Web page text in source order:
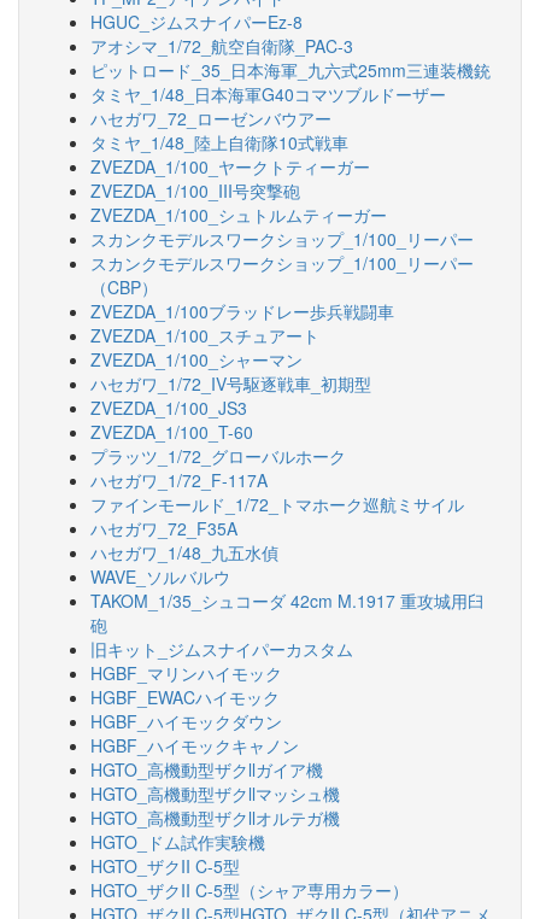
HGUC_ジムスナイパーEz-8
アオシマ_1/72_航空自衛隊_PAC-3
ピットロード_35_日本海軍_九六式25mm三連装機銃
タミヤ_1/48_日本海軍G40コマツブルドーザー
ハセガワ_72_ローゼンバウアー
タミヤ_1/48_陸上自衛隊10式戦車
ZVEZDA_1/100_ヤークトティーガー
ZVEZDA_1/100_III号突撃砲
ZVEZDA_1/100_シュトルムティーガー
スカンクモデルスワークショップ_1/100_リーパー
スカンクモデルスワークショップ_1/100_リーパー
（CBP）
ZVEZDA_1/100ブラッドレー歩兵戦闘車
ZVEZDA_1/100_スチュアート
ZVEZDA_1/100_シャーマン
ハセガワ_1/72_IV号駆逐戦車_初期型
ZVEZDA_1/100_JS3
ZVEZDA_1/100_T-60
プラッツ_1/72_グローバルホーク
ハセガワ_1/72_F-117A
ファインモールド_1/72_トマホーク巡航ミサイル
ハセガワ_72_F35A
ハセガワ_1/48_九五水偵
WAVE_ソルバルウ
TAKOM_1/35_シュコーダ 42cm M.1917 重攻城用臼
砲
旧キット_ジムスナイパーカスタム
HGBF_マリンハイモック
HGBF_EWACハイモック
HGBF_ハイモックダウン
HGBF_ハイモックキャノン
HGTO_高機動型ザクllガイア機
HGTO_高機動型ザクllマッシュ機
HGTO_高機動型ザクllオルテガ機
HGTO_ドム試作実験機
HGTO_ザクII C-5型
HGTO_ザクII C-5型（シャア専用カラー）
HGTO_ザクII C-5型HGTO_ザクII C-5型（初代アニメ